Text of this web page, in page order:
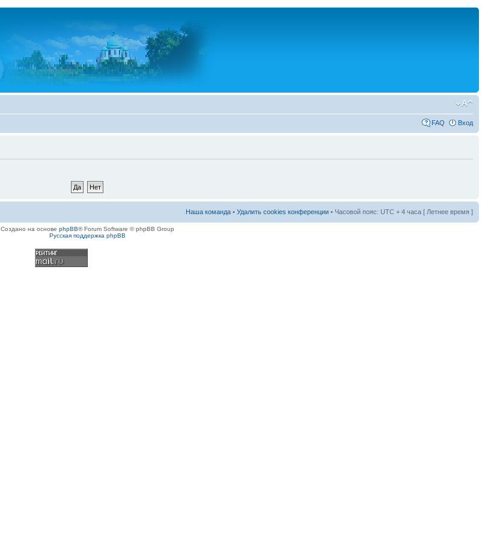
FAQ Вход
Наша команда • Удалить cookies конференции • Часовой пояс: UTC + 4 часа [ Летнее время ]
Создано на основе phpBB® Forum Software © phpBB Group
Русская поддержка phpBB